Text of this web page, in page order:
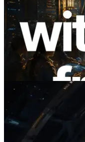
ERPC, Solana
küresel
genişletti —
de yayında
Bu makaleyi oku